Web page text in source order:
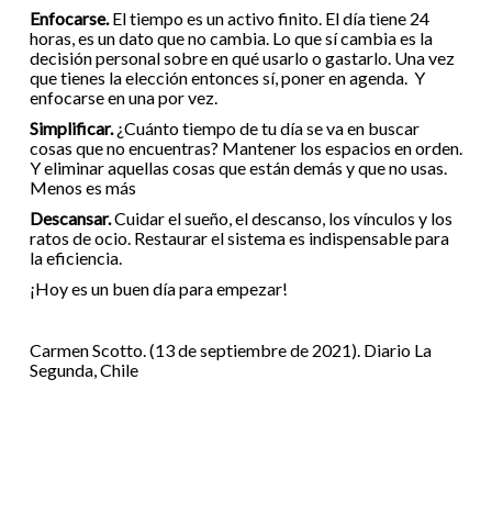
Enfocarse.El tiempo es un activo finito. El día tiene 24
horas, es un dato que no cambia. Lo que sí cambia es la
decisión personal sobre en qué usarlo o gastarlo. Una vez
que tienes la elección entonces sí, poner en agenda. Y
enfocarse en una por vez.
Simplificar.¿Cuánto tiempo de tu día se va en buscar
cosas que no encuentras? Mantener los espacios en orden.
Y eliminar aquellas cosas que están demás y que no usas.
Menos es más
Descansar.Cuidar el sueño, el descanso, los vínculos y los
ratos de ocio. Restaurar el sistema es indispensable para
la eficiencia.
¡Hoy es un buen día para empezar!
Carmen Scotto. (13 de septiembre de 2021). Diario La
Segunda, Chile